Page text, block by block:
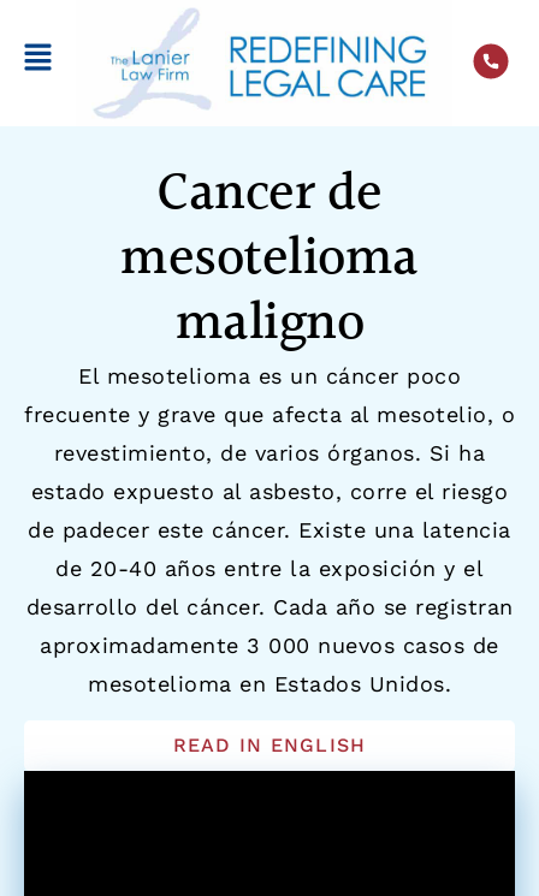
Cancer de
mesotelioma
maligno
El mesotelioma es un cáncer poco
frecuente y grave que afecta al mesotelio, o
revestimiento, de varios órganos. Si ha
estado expuesto al asbesto, corre el riesgo
de padecer este cáncer. Existe una latencia
de 20-40 años entre la exposición y el
desarrollo del cáncer. Cada año se registran
aproximadamente 3 000 nuevos casos de
mesotelioma en Estados Unidos.
READ IN ENGLISH